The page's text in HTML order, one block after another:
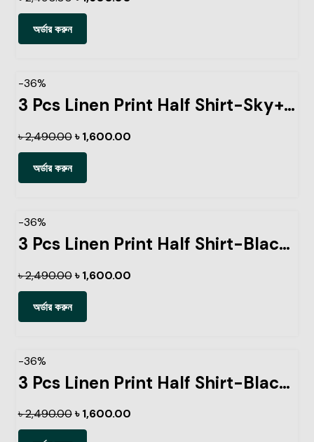
অর্ডার করুন
-36%
3 Pcs Linen Print Half Shirt-Sky+Petrol+Ash
৳2,490.00 ৳1,600.00
অর্ডার করুন
-36%
3 Pcs Linen Print Half Shirt-Black+Sky+Lemon
৳2,490.00 ৳1,600.00
অর্ডার করুন
-36%
3 Pcs Linen Print Half Shirt-Black+Sky+Pest
৳2,490.00 ৳1,600.00